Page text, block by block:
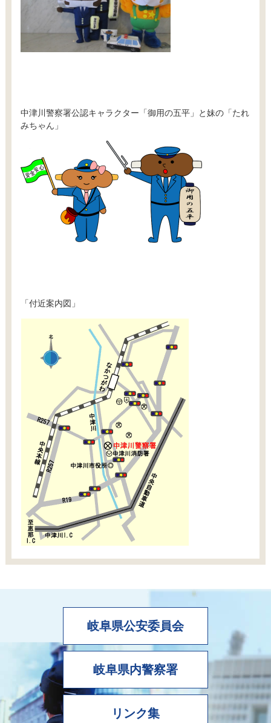
中津川警察署公認キャラクター「御用の五平」と妹の「たれ
みちゃん」
「付近案内図」
岐阜県公安委員会
岐阜県内警察署
リンク集